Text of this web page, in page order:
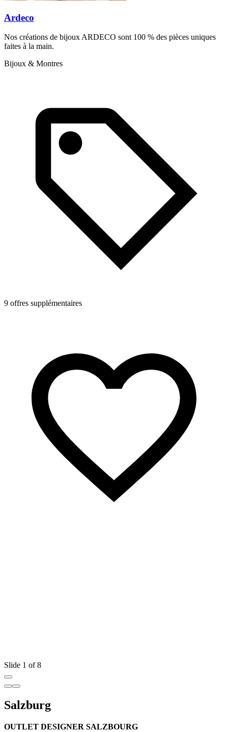
Ardeco
Nos créations de bijoux ARDECO sont 100 % des pièces uniques
faites à la main.
Bijoux & Montres
9 offres supplémentaires
Slide 1 of 8
Salzburg
OUTLET DESIGNER SALZBOURG